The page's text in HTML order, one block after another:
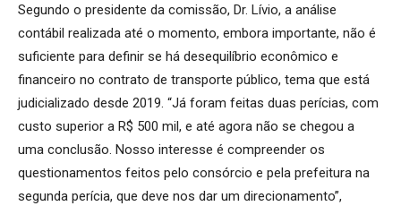
Segundo o presidente da comissão, Dr. Lívio, a análise
contábil realizada até o momento, embora importante, não é
suficiente para definir se há desequilíbrio econômico e
financeiro no contrato de transporte público, tema que está
judicializado desde 2019. “Já foram feitas duas perícias, com
custo superior a R$ 500 mil, e até agora não se chegou a
uma conclusão. Nosso interesse é compreender os
questionamentos feitos pelo consórcio e pela prefeitura na
segunda perícia, que deve nos dar um direcionamento”,